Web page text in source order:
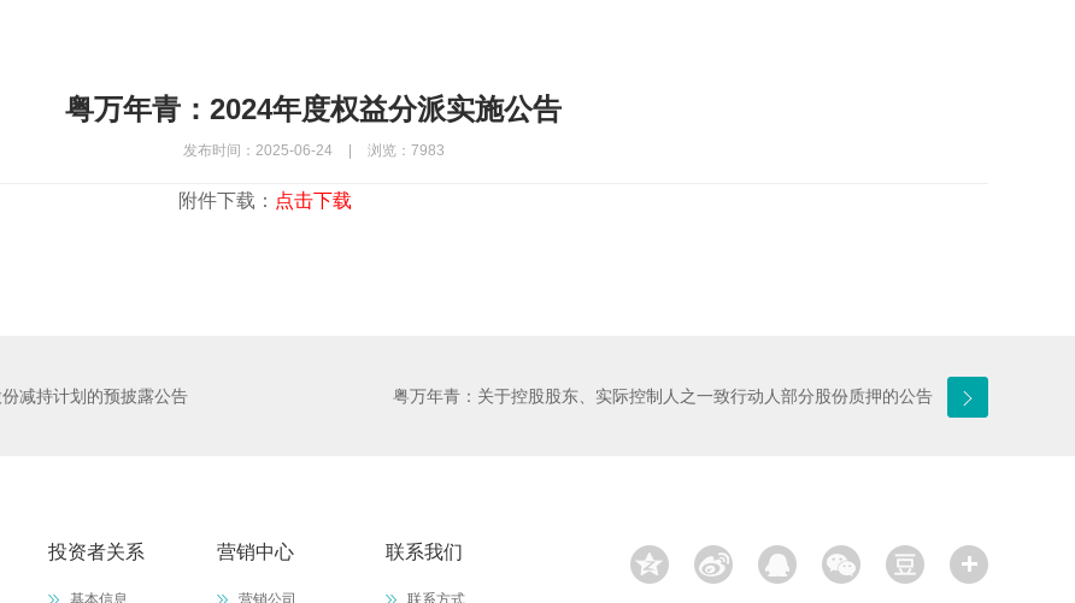
粤万年青：2024年度权益分派实施公告
发布时间：2025-06-24 浏览：7983
附件下载： 点击下载
减持计划的预披露公告 粤万年青：关于控股股东、实际控制人之一致行动人部分股份质押的公告
投资者关系
基本信息
营销中心
营销公司
联系我们
联系方式